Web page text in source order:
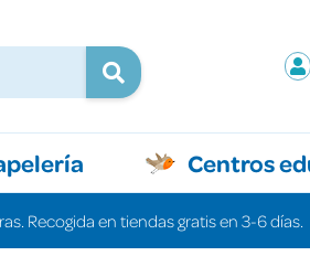
Centros
Recogida en tiendas gratis en 3-6 días.